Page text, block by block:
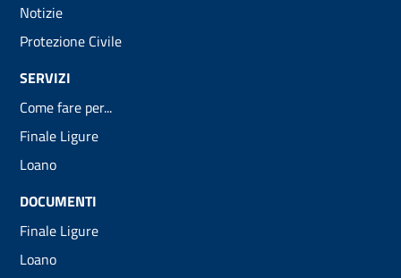
Notizie
Protezione Civile
SERVIZI
Come fare per...
Finale Ligure
Loano
DOCUMENTI
Finale Ligure
Loano